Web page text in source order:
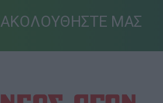
ΑΚΟΛΟΥΘΗΣΤΕ ΜΑΣ